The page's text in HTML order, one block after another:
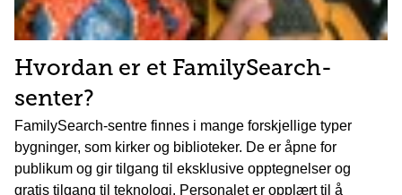
Hvordan er et FamilySearch-
senter?
FamilySearch-sentre finnes i mange forskjellige typer
bygninger, som kirker og biblioteker. De er åpne for
publikum og gir tilgang til eksklusive opptegnelser og
gratis tilgang til teknologi. Personalet er opplært til å